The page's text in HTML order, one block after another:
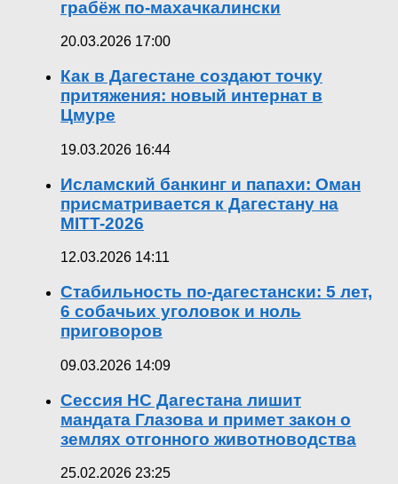
грабёж по-махачкалински
20.03.2026 17:00
Как в Дагестане создают точку
притяжения: новый интернат в
Цмуре
19.03.2026 16:44
Исламский банкинг и папахи: Оман
присматривается к Дагестану на
MITT-2026
12.03.2026 14:11
Стабильность по-дагестански: 5 лет,
6 собачьих уголовок и ноль
приговоров
09.03.2026 14:09
Сессия НС Дагестана лишит
мандата Глазова и примет закон о
землях отгонного животноводства
25.02.2026 23:25